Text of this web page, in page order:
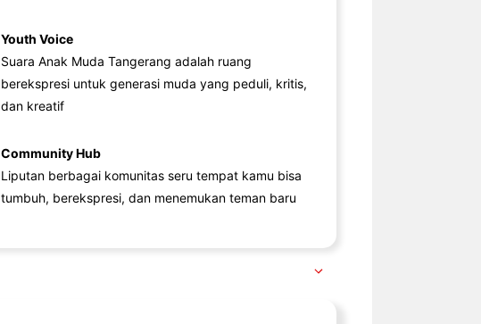
Youth Voice
Suara Anak Muda Tangerang adalah ruang
berekspresi untuk generasi muda yang peduli, kritis,
dan kreatif
Community Hub
Liputan berbagai komunitas seru tempat kamu bisa
tumbuh, berekspresi, dan menemukan teman baru